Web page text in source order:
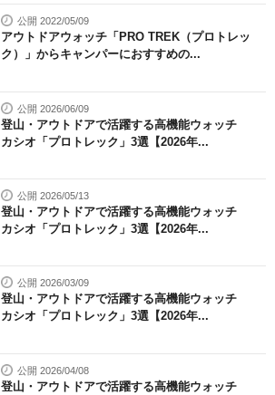
公開 2022/05/09
アウトドアウォッチ「PRO TREK（プロトレッ
ク）」からキャンパーにおすすめの...
公開 2026/06/09
登山・アウトドアで活躍する高機能ウォッチ
カシオ「プロトレック」3選【2026年...
公開 2026/05/13
登山・アウトドアで活躍する高機能ウォッチ
カシオ「プロトレック」3選【2026年...
公開 2026/03/09
登山・アウトドアで活躍する高機能ウォッチ
カシオ「プロトレック」3選【2026年...
公開 2026/04/08
登山・アウトドアで活躍する高機能ウォッチ